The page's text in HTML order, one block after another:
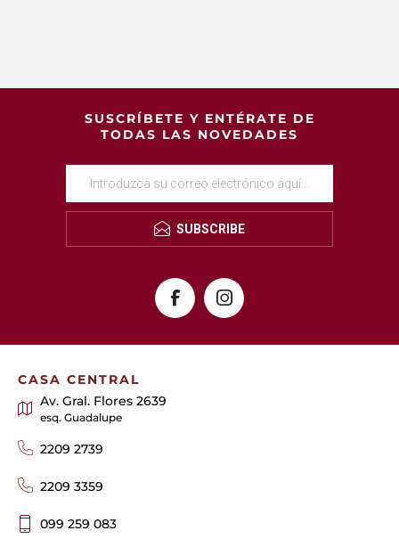
SUSCRÍBETE Y ENTÉRATE DE
TODAS LAS NOVEDADES
SUBSCRIBE
CASA CENTRAL
Av. Gral. Flores 2639
esq. Guadalupe
2209 2739
2209 3359
099 259 083